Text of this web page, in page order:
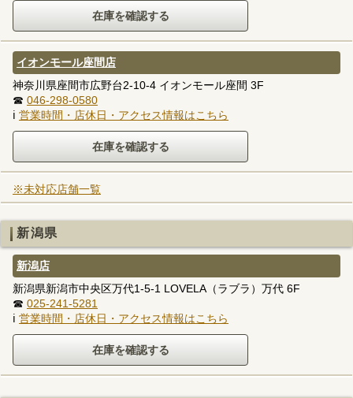
イオンモール座間店
神奈川県座間市広野台2-10-4 イオンモール座間 3F
☎ 046-298-0580
ℹ 営業時間・店休日・アクセス情報はこちら
※未対応店舗一覧
新潟県
新潟店
新潟県新潟市中央区万代1-5-1 LOVELA（ラブラ）万代 6F
☎ 025-241-5281
ℹ 営業時間・店休日・アクセス情報はこちら